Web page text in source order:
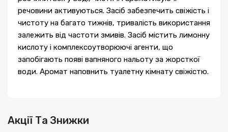
речовини активуються. Засіб забезпечить свіжість і
чистоту на багато тижнів, тривалість використання
залежить від частоти змивів. Засіб містить лимонну
кислоту і комплексоутворюючі агенти, що
запобігають появі вапняного нальоту за жорсткої
води. Аромат наповнить туалетну кімнату свіжістю.
Акції Та Знижки